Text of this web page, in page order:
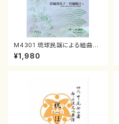
M4301 琉球民謡による組曲
（箏/牧野由多可作曲/宮城喜代
子・宮城数江著/箏曲楽譜）
¥1,980